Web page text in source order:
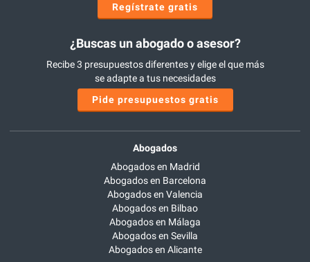
Regístrate gratis
¿Buscas un abogado o asesor?
Recibe 3 presupuestos diferentes y elige el que más
se adapte a tus necesidades
Pide presupuestos gratis
Abogados
Abogados en Madrid
Abogados en Barcelona
Abogados en Valencia
Abogados en Bilbao
Abogados en Málaga
Abogados en Sevilla
Abogados en Alicante